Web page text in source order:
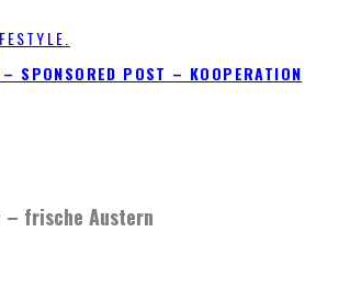
– SPONSORED POST – KOOPERATION
– frische Austern